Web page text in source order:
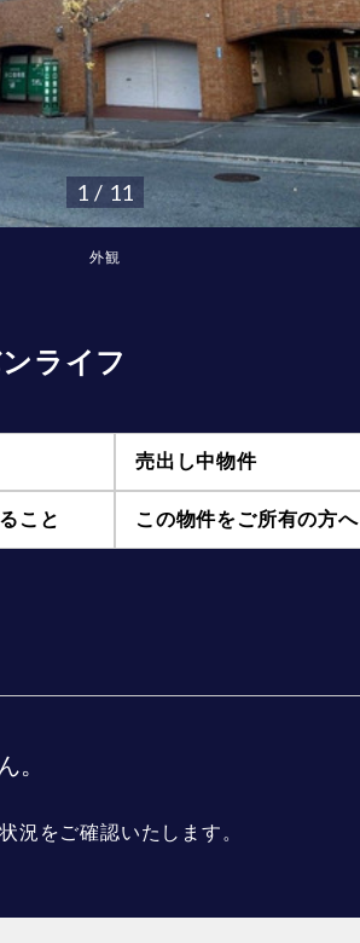
外観
1 / 11
ライフ
売出し中物件
こと この物件をご所有の方へ
。
況をご確認いたします。